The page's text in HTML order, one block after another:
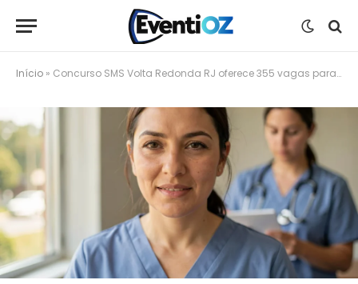
Início » Concurso SMS Volta Redonda RJ oferece 355 vagas para Enfermagem; inscrições abertas até 27 de junho